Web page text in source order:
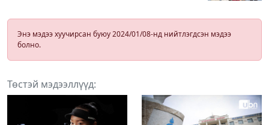
Энэ мэдээ хуучирсан буюу 2024/01/08-нд нийтлэгдсэн мэдээ
болно.
Төстэй мэдээллүүд: